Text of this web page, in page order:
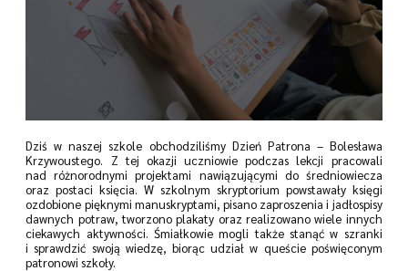
Dziś w naszej szkole obchodziliśmy Dzień Patrona – Bolesława
Krzywoustego. Z tej okazji uczniowie podczas lekcji pracowali
nad różnorodnymi projektami nawiązującymi do średniowiecza
oraz postaci księcia. W szkolnym skryptorium powstawały księgi
ozdobione pięknymi manuskryptami, pisano zaproszenia i jadłospisy
dawnych potraw, tworzono plakaty oraz realizowano wiele innych
ciekawych aktywności. Śmiałkowie mogli także stanąć w szranki
i sprawdzić swoją wiedzę, biorąc udział w queście poświęconym
patronowi szkoły.